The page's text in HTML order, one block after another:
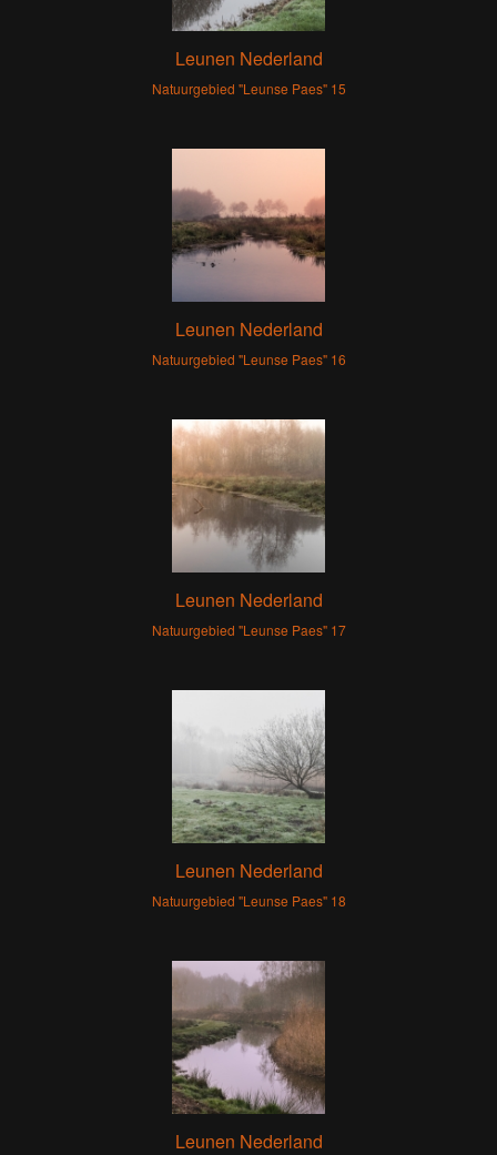
Leunen Nederland
Natuurgebied "Leunse Paes" 15
Leunen Nederland
Natuurgebied "Leunse Paes" 16
Leunen Nederland
Natuurgebied "Leunse Paes" 17
Leunen Nederland
Natuurgebied "Leunse Paes" 18
Leunen Nederland